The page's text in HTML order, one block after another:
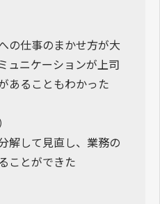
の仕事のまかせ方が大
ュニケーションが上司
あることもわかった
解して見直し、業務の
ことができた